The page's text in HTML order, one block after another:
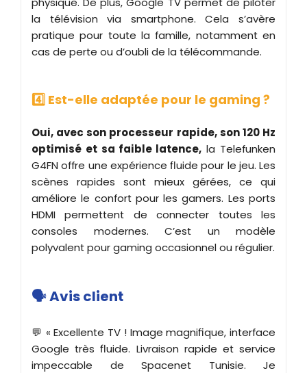
la télévision via smartphone. Cela s’avère
pratique pour toute la famille, notamment en
cas de perte ou d’oubli de la télécommande.
4️⃣ Est-elle adaptée pour le gaming ?
Oui, avec son processeur rapide, son 120 Hz
optimisé et sa faible latence, la Telefunken
G4FN offre une expérience fluide pour le jeu. Les
scènes rapides sont mieux gérées, ce qui
améliore le confort pour les gamers. Les ports
HDMI permettent de connecter toutes les
consoles modernes. C’est un modèle
polyvalent pour gaming occasionnel ou régulier.
🗣️ Avis client
💬 « Excellente TV ! Image magnifique, interface
Google très fluide. Livraison rapide et service
impeccable de Spacenet Tunisie. Je